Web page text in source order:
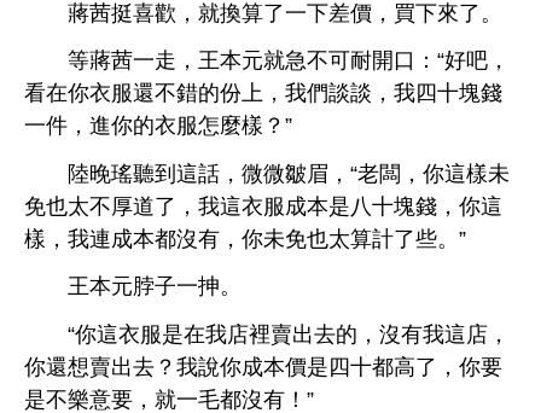
蔣茜挺
，就換算 差價，買
。
等蔣茜
，王本元就急 耐
：“好吧，
還
錯 份 ， 們談談，
塊
件，
麼樣？”
陸
瑤 到 話，微微皺眉，“老闆，
樣未
免也太
， 成本 塊
，
樣，
連成本都沒 ， 未免也太算計
些。”
王本元脖子
抻。
“
裡賣 ，沒
，
還
賣 ？ 成本價 都
，
，就
毛都沒
！”